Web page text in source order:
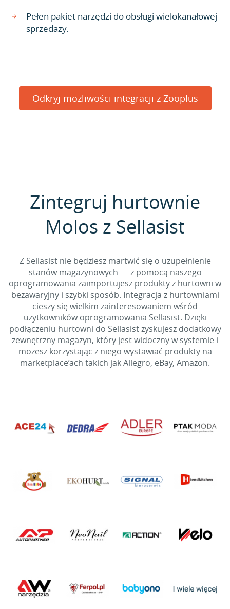
Pełen pakiet narzędzi do obsługi wielokanałowej
sprzedaży.
Odkryj możliwości integracji z Zooplus
Zintegruj hurtownie
Molos z Sellasist
Z Sellasist nie będziesz martwić się o uzupełnienie
stanów magazynowych — z pomocą naszego
oprogramowania zaimportujesz produkty z hurtowni w
bezawaryjny i szybki sposób. Integracja z hurtowniami
cieszy się wielkim zainteresowaniem wśród
użytkowników oprogramowania Sellasist. Dzięki
podłączeniu hurtowni do Sellasist zyskujesz dodatkowy
zewnętrzny magazyn, który jest widoczny w systemie i
możesz korzystając z niego wystawiać produkty na
marketplace’ach takich jak Allegro, eBay, Amazon.